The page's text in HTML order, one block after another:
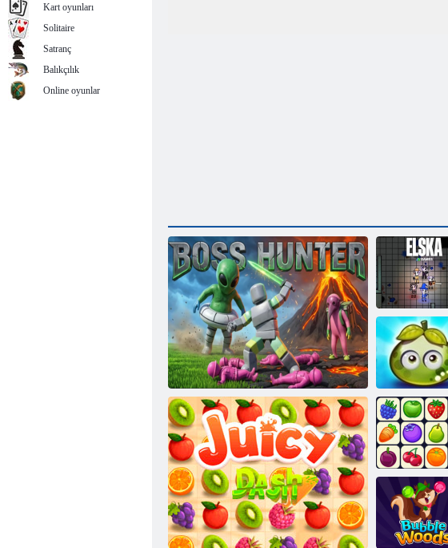
Patron Avcısı
Elska
Macera sulu
meyveler
Onet Connect
Kart oyunları
Solitaire
Satranç
Balıkçılık
Online oyunlar